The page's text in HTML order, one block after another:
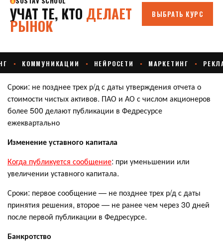
Сроки: не позднее трех р/д с даты утверждения отчета о
стоимости чистых активов. ПАО и АО с числом акционеров
более 500 делают публикации в Федресурсе
ежеквартально
Изменение уставного капитала
Когда публикуется сообщение: при уменьшении или
увеличении уставного капитала.
Сроки: первое сообщение — не позднее трех р/д с даты
принятия решения, второе — не ранее чем через 30 дней
после первой публикации в Федресурсе.
Банкротство